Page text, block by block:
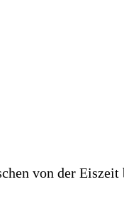
von der Eiszeit